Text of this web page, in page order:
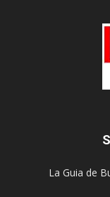
La Guia de